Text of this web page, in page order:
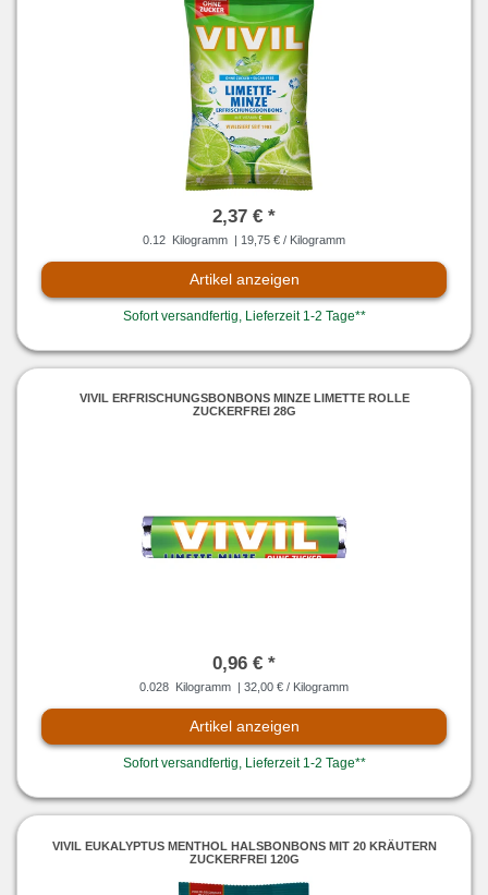
2,37 € *
0.12 Kilogramm | 19,75 € / Kilogramm
Artikel anzeigen
Sofort versandfertig, Lieferzeit 1-2 Tage**
VIVIL ERFRISCHUNGSBONBONS MINZE LIMETTE ROLLE
ZUCKERFREI 28G
0,96 € *
0.028 Kilogramm | 32,00 € / Kilogramm
Artikel anzeigen
Sofort versandfertig, Lieferzeit 1-2 Tage**
VIVIL EUKALYPTUS MENTHOL HALSBONBONS MIT 20 KRÄUTERN
ZUCKERFREI 120G